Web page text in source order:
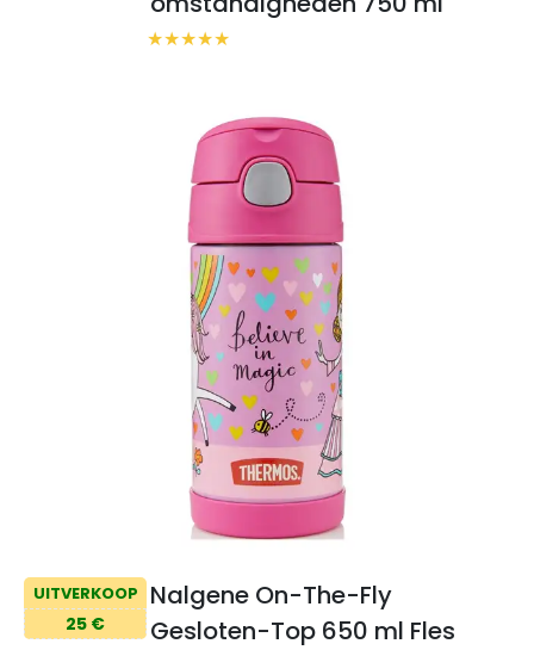
UITVERKOOP
25 €
Nalgene On-The-Fly
Gesloten-Top 650 ml Fles